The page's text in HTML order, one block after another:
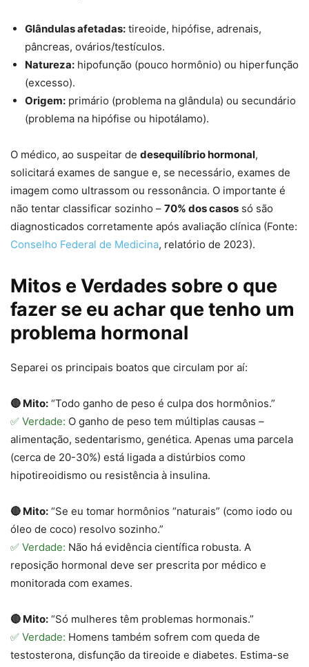
Glândulas afetadas: tireoide, hipófise, adrenais,
pâncreas, ovários/testículos.
Natureza: hipofunção (pouco hormônio) ou hiperfunção
(excesso).
Origem: primário (problema na glândula) ou secundário
(problema na hipófise ou hipotálamo).
O médico, ao suspeitar de desequilíbrio hormonal,
solicitará exames de sangue e, se necessário, exames de
imagem como ultrassom ou ressonância. O importante é
não tentar classificar sozinho – 70% dos casos só são
diagnosticados corretamente após avaliação clínica (Fonte:
Conselho Federal de Medicina, relatório de 2023).
Mitos e Verdades sobre o que
fazer se eu achar que tenho um
problema hormonal
Separei os principais boatos que circulam por aí:
🔴 Mito: “Todo ganho de peso é culpa dos hormônios.”
✅ Verdade: O ganho de peso tem múltiplas causas –
alimentação, sedentarismo, genética. Apenas uma parcela
(cerca de 20-30%) está ligada a distúrbios como
hipotireoidismo ou resistência à insulina.
🔴 Mito: “Se eu tomar hormônios “naturais” (como iodo ou
óleo de coco) resolvo sozinho.”
✅ Verdade: Não há evidência científica robusta. A
reposição hormonal deve ser prescrita por médico e
monitorada com exames.
🔴 Mito: “Só mulheres têm problemas hormonais.”
✅ Verdade: Homens também sofrem com queda de
testosterona, disfunção da tireoide e diabetes. Estima-se